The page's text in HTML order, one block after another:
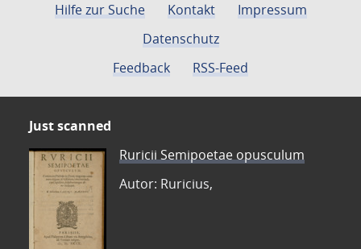
Hilfe zur Suche Kontakt
Impressum
Datenschutz
Feedback
RSS-Feed
Just scanned
Ruricii Semipoetae opusculum
Autor: Ruricius,